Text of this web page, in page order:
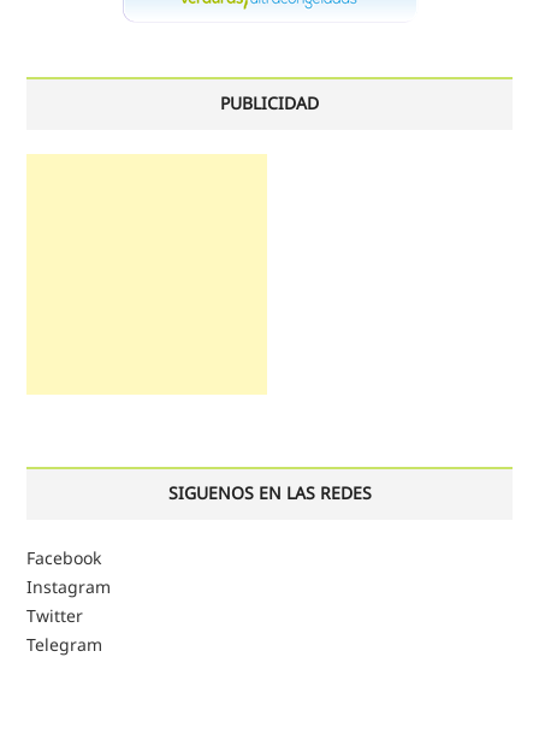
PUBLICIDAD
SIGUENOS EN LAS REDES
Facebook
Instagram
Twitter
Telegram